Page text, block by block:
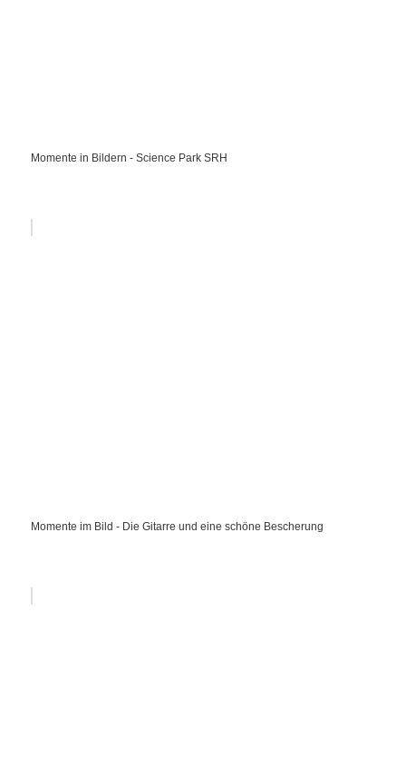
Momente in Bildern - Science Park SRH
Momente im Bild - Die Gitarre und eine schöne Bescherung